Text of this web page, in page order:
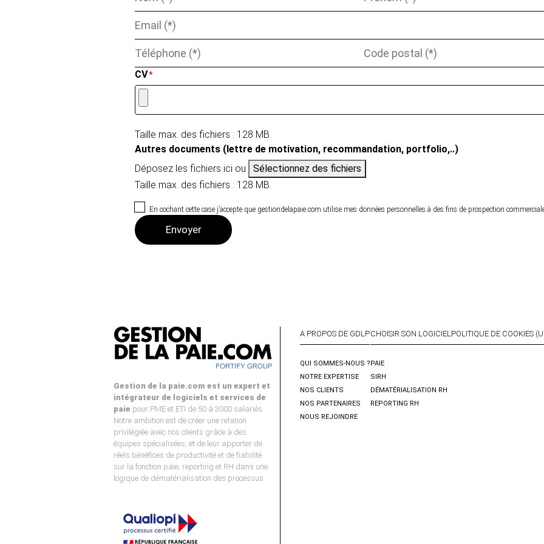
CV*
Taille max. des fichiers : 128 MB.
Autres documents (lettre de motivation, recommandation, portfolio,..)
Déposez les fichiers ici ou
Sélectionnez des fichiers
Taille max. des fichiers : 128 MB.
En cochant cette case j’accepte que gestiondelapaie.com utilise mes données personnelles à des fins de prospection
Gestion de la paie.com est un expert et
intégrateur de logiciels et services de
paie pour PME et ETI de 50 à 3000 salariés.
Notre ambition est de créer une relation
privilégiée avec nos clients grâce à des
équipes spécialisées, et de leur apporter de
réels bénéfices de productivité et de fiabilité
sur la fonction paie, reporting et RH dans une
logique de dématérialisation des processus.
A PROPOS DE GDLP
QUI SOMMES-NOUS ?
NOTRE EXPERTISE
NOS CLIENTS
NOS PARTENAIRES
NOUS REJOINDRE
CHOISIR SON LOGICIEL
PAIE
SIRH
DÉMATÉRIALISATION RH
REPORTING RH
POLITIQUE DE COOKIES